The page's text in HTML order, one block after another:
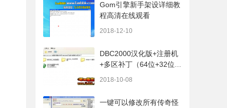
Gom引擎新手架设详细教
程高清在线观看
2018-12-10
DBC2000汉化版+注册机
+多区补丁（64位+32位的
2018-10-08
一键可以修改所有传奇怪